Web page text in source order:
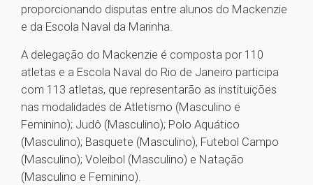
proporcionando disputas entre alunos do Mackenzie
e da Escola Naval da Marinha.
A delegação do Mackenzie é composta por 110
atletas e a Escola Naval do Rio de Janeiro participa
com 113 atletas, que representarão as instituições
nas modalidades de Atletismo (Masculino e
Feminino); Judô (Masculino); Polo Aquático
(Masculino); Basquete (Masculino), Futebol Campo
(Masculino); Voleibol (Masculino) e Natação
(Masculino e Feminino).